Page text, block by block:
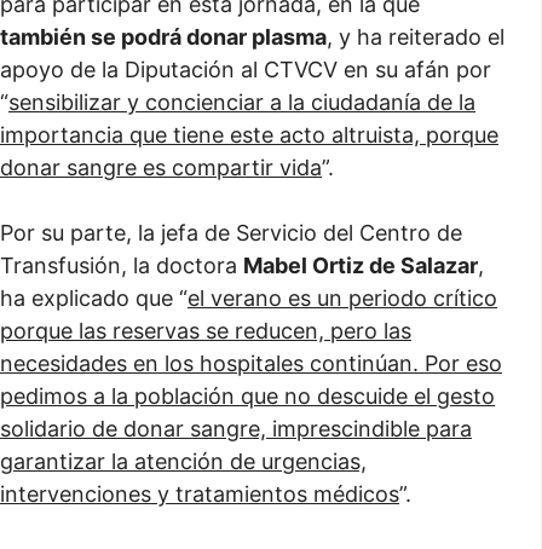
también se podrá donar plasma, y ha reiterado el
apoyo de la Diputación al CTVCV en su afán por
“sensibilizar y concienciar a la ciudadanía de la
importancia que tiene este acto altruista, porque
donar sangre es compartir vida”.
Por su parte, la jefa de Servicio del Centro de
Transfusión, la doctora Mabel Ortiz de Salazar,
ha explicado que “el verano es un periodo crítico
porque las reservas se reducen, pero las
necesidades en los hospitales continúan. Por eso
pedimos a la población que no descuide el gesto
solidario de donar sangre, imprescindible para
garantizar la atención de urgencias,
intervenciones y tratamientos médicos”.